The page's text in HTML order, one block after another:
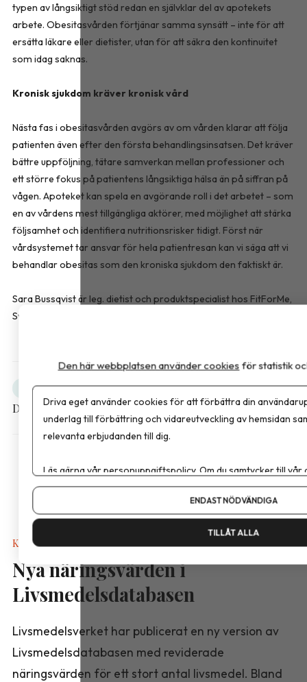
typen av långsiktigt stöd redan en självklar del av apotekets
arbete. Obesitasvården förtjänar samma synsätt – inte för att
ersätta läkare eller dietister, utan för att säkra den kontinuitet
som idag saknas.
Kronisk sjukdom kräver kronisk vård
Nästa fas i obesitasvården avgörs av om vården klarar att följa
patienten även efter den första behandlingsinsatsen. Det kräver
bättre uppföljning, tätare samverkan mellan professioner och
ett större fokus på patientens långsiktiga hälsa än på siffran på
vågen. Apoteket kan spela en avgörande roll i det arbetet – som
en av vårdens mest tillgängliga aktörer, med möjlighet att stärka
följsamhet och identifiera nutritionsrisker tidigt. Först när
vårdsystemet tar ansvar för hela patientresan kan vi säga att vi
behandlar obesitas som den kroniska sjukdom den faktiskt är.
Sara Bussqvist är leg. dietist och produktspecialist hos FitForMe,
Sverige som erbjuder kosttillskott inom överviktsvård.
Obesitas Debatt
Dela artikeln
Kalkyler & Verktyg
Nya näringsvärden i
Livsmedelsdatabasen
Livsmedelsverket har publicerat en ny version av
Livsmedelsdatabasen med reviderade
näringsvärden för ett stort antal livsmedel. Bland
Den här webbplatsen använder cookies för statistik
Driva eget använder cookies för att förbättra din
underlag till förbättring och vidareutveckling av hemsidan
relevanta erbjudanden till dig.
Läs gärna vårpersonuppgiftspolicy. Om du samtycker till vår
Om du vill ändra ditt val i efterhand hittar du den möjligheten
ENDAST NÖDVÄNDIGA
TILLÅT ALLA